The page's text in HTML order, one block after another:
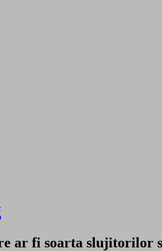
ar fi soarta slujitorilor